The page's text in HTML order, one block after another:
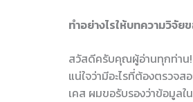
ทำอย่างไรให้บทความวิจั
สวัสดีครับคุณผู้อ่านทุกท่าน!
แน่ใจว่ามีอะไรที่ต้องตรวจ
เคส ผมขอรับรองว่าข้อมูลใ